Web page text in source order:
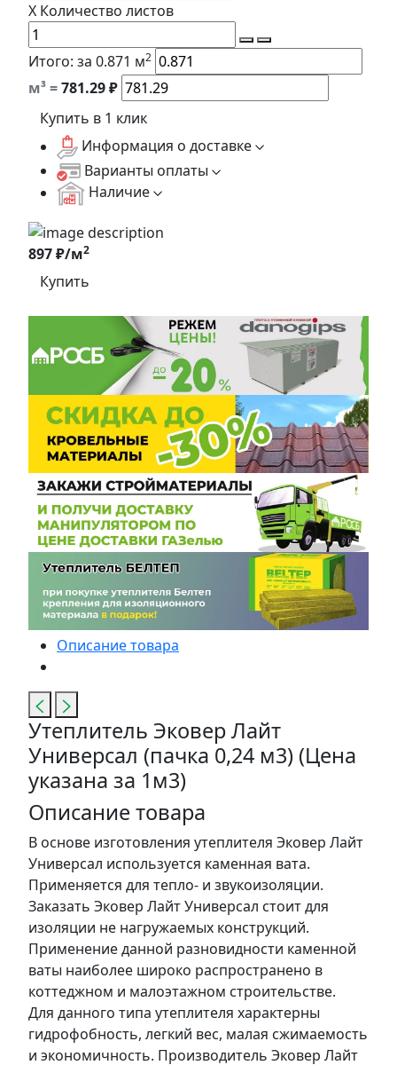
X Количество листов
Итого: за 0.871 м2
м³ =781.29₽
Купить в 1 клик
Информация о доставке
Варианты оплаты
Наличие
897 ₽/м2
Купить
Описание товара
Утеплитель Эковер Лайт
Универсал (пачка 0,24 м3) (Цена
указана за 1м3)
Описание товара
В основе изготовления утеплителя Эковер Лайт
Универсал используется каменная вата.
Применяется для тепло- и звукоизоляции.
Заказать Эковер Лайт Универсал стоит для
изоляции не нагружаемых конструкций.
Применение данной разновидности каменной
ваты наиболее широко распространено в
коттеджном и малоэтажном строительстве.
Для данного типа утеплителя характерны
гидрофобность, легкий вес, малая сжимаемость
и экономичность. Производитель Эковер Лайт